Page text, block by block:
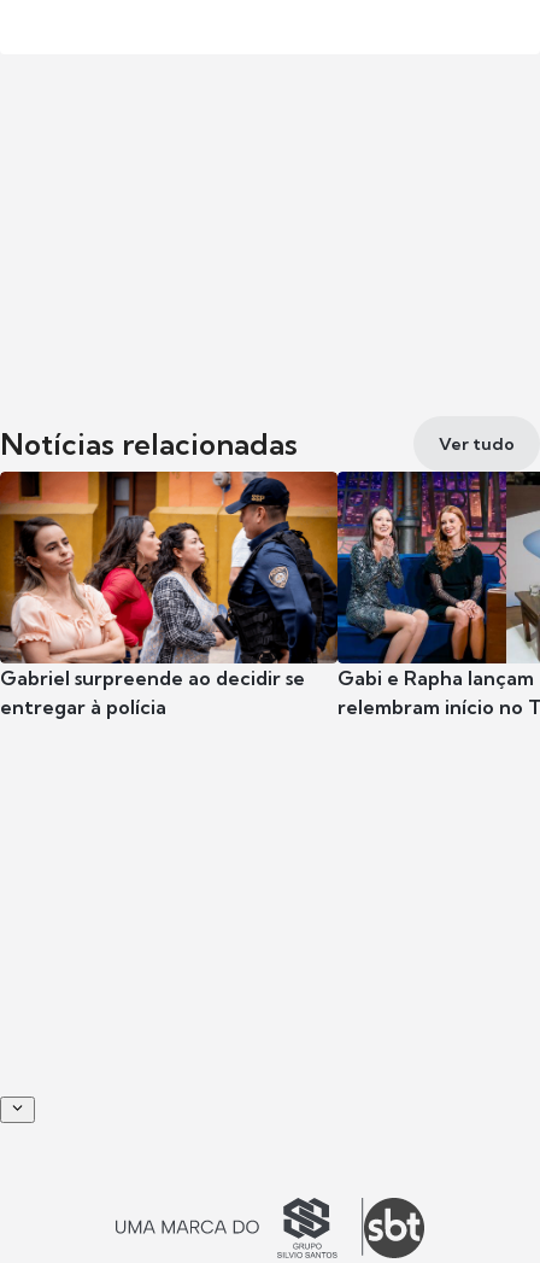
Notícias relacionadas Ver tudo
Gabriel surpreende ao decidir se
entregar à polícia
Gabi e Rapha
relembram início no